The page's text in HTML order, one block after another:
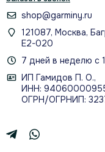
shop@garminy.ru
121087, Москва,
Е2-020
7 дней в неделю с
ИП Гамидов П. О.,
ИНН:
ОГРН/ОГРНИП: